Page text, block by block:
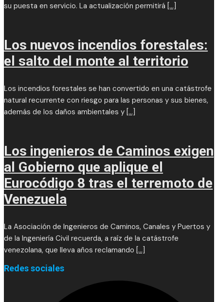
su puesta en servicio. La actualización permitirá [...]
Los nuevos incendios forestales:
el salto del monte al territorio
Los incendios forestales se han convertido en una catástrofe
natural recurrente con riesgo para las personas y sus bienes,
además de los daños ambientales y [...]
Los ingenieros de Caminos exigen
al Gobierno que aplique el
Eurocódigo 8 tras el terremoto de
Venezuela
La Asociación de Ingenieros de Caminos, Canales y Puertos y
de la Ingeniería Civil recuerda, a raíz de la catástrofe
venezolana, que lleva años reclamando [...]
Redes sociales